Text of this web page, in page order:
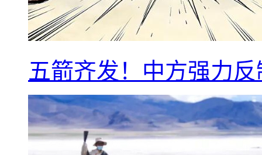
五箭齐发！中方强力